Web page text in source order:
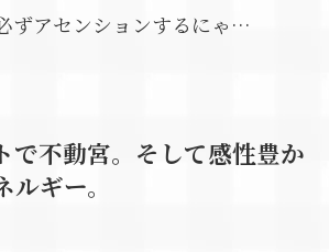
ずアセンションするにゃ…
で不動宮。そして感性豊か
ギー。